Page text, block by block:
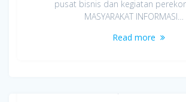
pusat bisnis dan kegiatan
MASYARAKAT INFORMASI…
Read more